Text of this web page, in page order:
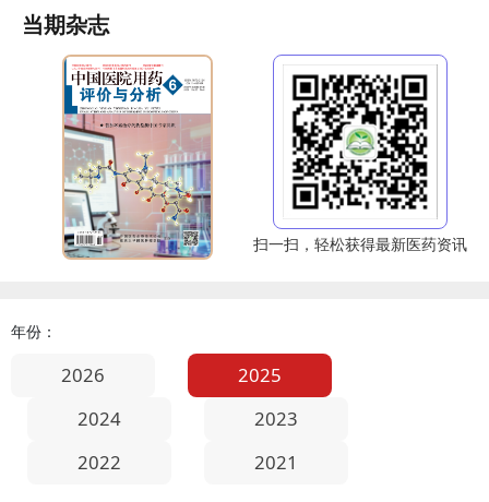
当期杂志
扫一扫，轻松获得最新医药资讯
年份：
2026
2025
2024
2023
2022
2021